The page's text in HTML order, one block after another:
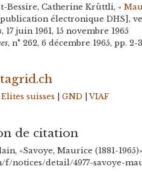
Bessire, Catherine Krüttli, «
électronique DHS],
, 17 juin 1961, 15 novembre 1965
, n° 262, 6 décembre 1965, pp. 2-3
Elites suisses |GND |VIAF
de citation
«Savoye, Maurice (1881-
f/notices/detail/4977-savoye-